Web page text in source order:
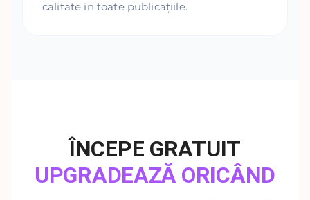
calitate în toate publicațiile.
ÎNCEPE GRATUIT
UPGRADEAZĂ ORICÂND